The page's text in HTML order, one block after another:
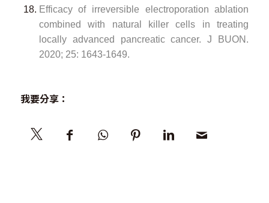
Efficacy of irreversible electroporation ablation
combined with natural killer cells in treating
locally advanced pancreatic cancer. J BUON.
2020; 25: 1643‑1649.
我要分享：